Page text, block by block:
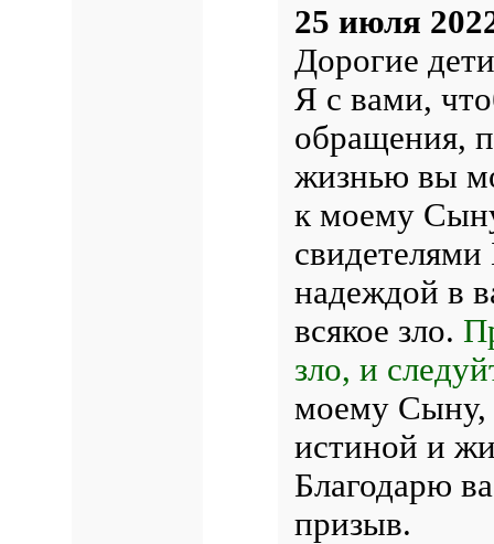
25 июля
Дорогие
Я с вами,
обращения,
жизнью вы
к моему
надеждой в
всякое зло.
зло, и
моему Сыну,
истиной и
Благодарю
призыв.